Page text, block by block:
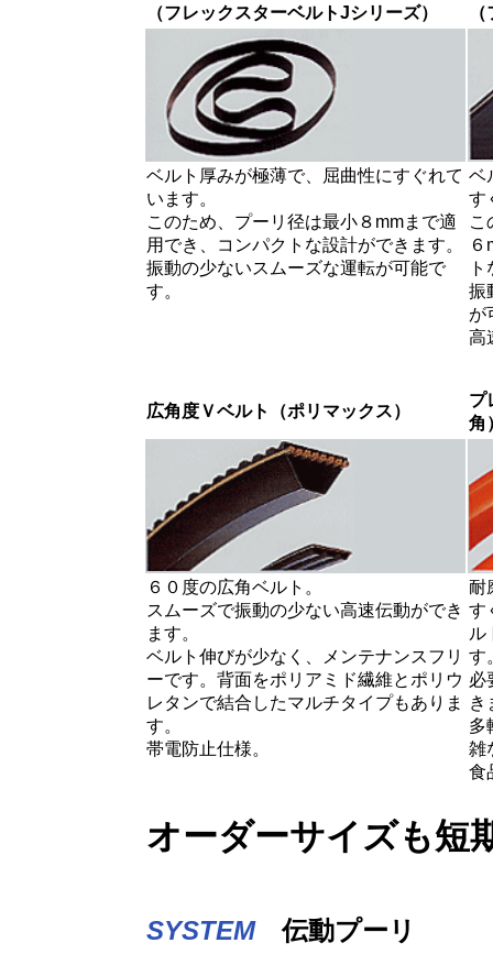
（フレックスターベルトJシリーズ）
ベルト厚みが極薄で、屈曲性にすぐれて
います。
このため、プーリ径は最小８mmまで適
用でき、コンパクトな設計ができます。
振動の少ないスムーズな運転が可能で
す。
ベ
す
こ
振
が
高
広角度Ｖベルト（ポリマックス）
プ
角
６０度の広角ベルト。
スムーズで振動の少ない高速伝動ができ
ます。
ベルト伸びが少なく、メンテナンスフリ
ーです。背面をポリアミド繊維とポリウ
レタンで結合したマルチタイプもありま
す。
帯電防止仕様。
耐
す
ル
す
必
き
多
雑
食
オーダーサイズも短
SYSTEM伝動プーリ